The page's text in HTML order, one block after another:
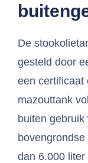
De
gesteld door
een certificaat
mazouttank
buiten
dan 6.000